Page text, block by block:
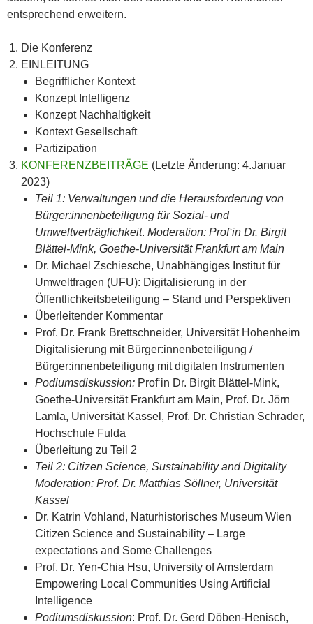
entsprechend erweitern.
Die Konferenz
EINLEITUNG
Begrifflicher Kontext
Konzept Intelligenz
Konzept Nachhaltigkeit
Kontext Gesellschaft
Partizipation
KONFERENZBEITRÄGE (Letzte Änderung: 4.Januar
2023)
Teil 1: Verwaltungen und die Herausforderung von
Bürger:innenbeteiligung für Sozial- und
Umweltverträglichkeit. Moderation: Prof‘in Dr. Birgit
Blättel-Mink, Goethe-Universität Frankfurt am Main
Dr. Michael Zschiesche, Unabhängiges Institut für
Umweltfragen (UFU): Digitalisierung in der
Öffentlichkeitsbeteiligung – Stand und Perspektiven
Überleitender Kommentar
Prof. Dr. Frank Brettschneider, Universität Hohenheim
Digitalisierung mit Bürger:innenbeteiligung /
Bürger:innenbeteiligung mit digitalen Instrumenten
Podiumsdiskussion: Prof‘in Dr. Birgit Blättel-Mink,
Goethe-Universität Frankfurt am Main, Prof. Dr. Jörn
Lamla, Universität Kassel, Prof. Dr. Christian Schrader,
Hochschule Fulda
Überleitung zu Teil 2
Teil 2: Citizen Science, Sustainability and Digitality
Moderation: Prof. Dr. Matthias Söllner, Universität
Kassel
Dr. Katrin Vohland, Naturhistorisches Museum Wien
Citizen Science and Sustainability – Large
expectations and Some Challenges
Prof. Dr. Yen-Chia Hsu, University of Amsterdam
Empowering Local Communities Using Artificial
Intelligence
Podiumsdiskussion: Prof. Dr. Gerd Döben-Henisch,